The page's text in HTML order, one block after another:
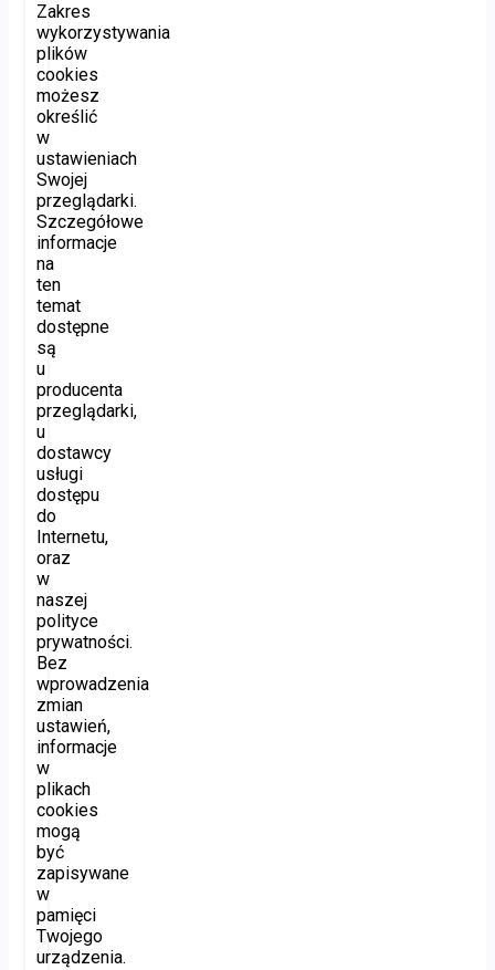
Zakres
wykorzystywania
plików
cookies
możesz
określić
w
ustawieniach
Swojej
przeglądarki.
Szczegółowe
informacje
na
ten
temat
dostępne
są
u
producenta
przeglądarki,
u
dostawcy
usługi
dostępu
do
Internetu,
oraz
w
naszej
polityce
prywatności.
Bez
wprowadzenia
zmian
ustawień,
informacje
w
plikach
cookies
mogą
być
zapisywane
w
pamięci
Twojego
urządzenia.